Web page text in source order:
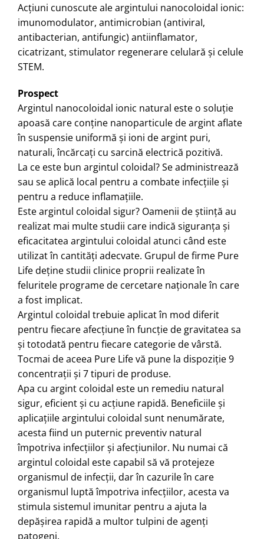
Acţiuni cunoscute ale argintului nanocoloidal ionic:
imunomodulator, antimicrobian (antiviraI,
antibacterian, antifungic) antiinflamator,
cicatrizant, stimulator regenerare celulară şi celule
STEM.
Prospect
Argintul nanocoloidal ionic natural este o soluție
apoasă care conține nanoparticule de argint aflate
în suspensie uniformă şi ioni de argint puri,
naturali, încărcaţi cu sarcină electrică pozitivă.
La ce este bun argintul coloidal? Se administrează
sau se aplică local pentru a combate infecțiile și
pentru a reduce inflamațiile.
Este argintul coloidal sigur? Oamenii de știință au
realizat mai multe studii care indică siguranța și
eficacitatea argintului coloidal atunci când este
utilizat în cantități adecvate. Grupul de firme Pure
Life deţine studii clinice proprii realizate în
feluritele programe de cercetare naţionale în care
a fost implicat.
Argintul coloidal trebuie aplicat în mod diferit
pentru fiecare afecțiune în funcţie de gravitatea sa
şi totodată pentru fiecare categorie de vârstă.
Tocmai de aceea Pure Life vă pune la dispoziţie 9
concentraţii şi 7 tipuri de produse.
Apa cu argint coloidal este un remediu natural
sigur, eficient și cu acțiune rapidă. Beneficiile și
aplicațiile argintului coloidal sunt nenumărate,
acesta fiind un puternic preventiv natural
împotriva infecțiilor și afecţiunilor. Nu numai că
argintul coloidal este capabil să vă protejeze
organismul de infecții, dar în cazurile în care
organismul luptă împotriva infecțiilor, acesta va
stimula sistemul imunitar pentru a ajuta la
depășirea rapidă a multor tulpini de agenți
patogeni.